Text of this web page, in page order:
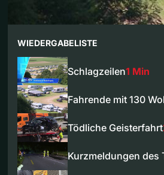
WIEDERGABELISTE
Schlagzeilen1 Min
Fahrende mit 130
Tödliche Geisterfahrt
Kurzmeldungen des